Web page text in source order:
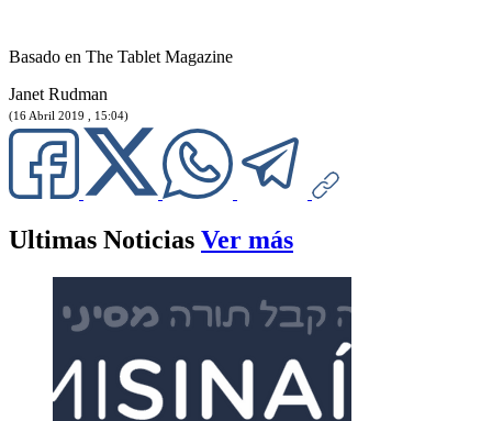
Basado en The Tablet Magazine
Janet Rudman
(16 Abril 2019 , 15:04)
Ultimas Noticias Ver más